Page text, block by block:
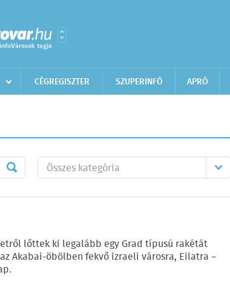
CÉGREGISZTER SZUPERINFÓ APRÓ
lőttek ki legalább egy Grad típusú rakétát
Akabai-öbölben fekvő izraeli városra, Eilatra –